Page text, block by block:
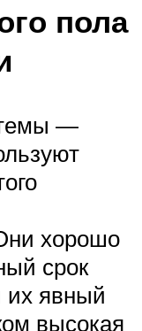
пола
—
хорошо
срок
явный
высокая